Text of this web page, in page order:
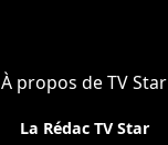
À propos de TV Star
La Rédac TV Star